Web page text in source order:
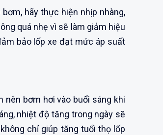
hãy thực hiện nhịp nhàng,
quá nhẹ vì sẽ làm giảm hiệu
bảo lốp xe đạt mức áp suất
nên bơm hơi vào buổi sáng khi
nhiệt độ tăng trong ngày sẽ
chỉ giúp tăng tuổi thọ lốp